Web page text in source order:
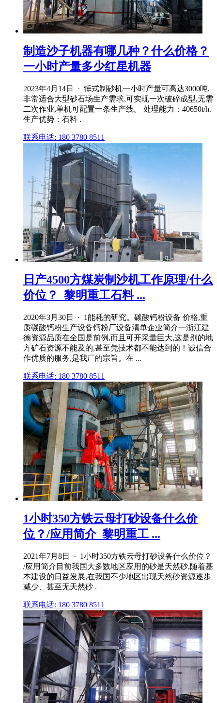
制造沙子机器有哪几种？什么价格？
一小时产量多少红星机器
2023年4月14日 · 锤式制砂机一小时产量可高达3000吨,
非常适合大型砂石场生产需求,可实现一次破碎成型,无需
二次作业,单机可配置一条生产线。 处理能力：40650t/h.
生产优势：石料 .
联系电话: 180 3780 8511
日产4500方煤炭制沙机工作原理/什么
价位？_黎明重工石料 ...
2020年3月30日 · 1能耗的研究。碳酸钙粉设备 价格,重
质碳酸钙粉生产设备钙粉厂设备清单企业简介一浙江建
德资源品质在全国是前例,而且可开采量巨大,这是别的地
方矿石资源不能及的,甚至凭技术都不能达到的！诚信合
作优质的服务,是我厂的宗旨。在 ...
联系电话: 180 3780 8511
1小时350方铁云母打砂设备什么价
位？/应用简介_黎明重工 ...
2021年7月8日 · 1小时350方铁云母打砂设备什么价位？
/应用简介目前我国大多数地区应用的砂是天然砂,随着基
本建设的日益发展,在我国不少地区出现天然砂资源逐步
减少、甚至无天然砂 .
联系电话: 180 3780 8511